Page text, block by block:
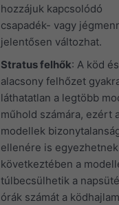
hozzájuk kapcsolódó
csapadék- vagy
jelentősen változhat.
Stratus felhők: A köd
alacsony felhőzet
láthatatlan a legtöbb
műhold számára, ezért
modellek
ellenére is
következtében a
túlbecsülhetik a
órák számát a